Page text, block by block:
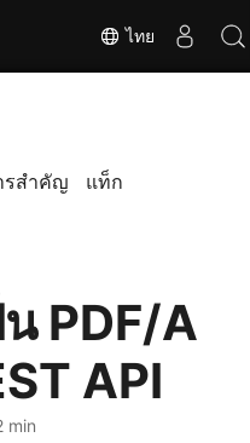
ไทย
รสำคัญ แท็ก
PDF/A
API
min